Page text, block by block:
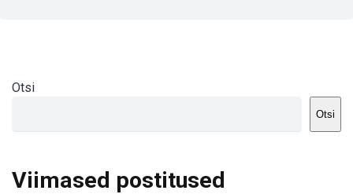
Otsi
Otsi
Viimased postitused